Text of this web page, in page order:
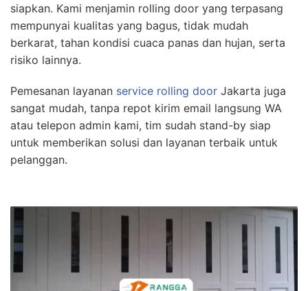
siapkan. Kami menjamin rolling door yang terpasang
mempunyai kualitas yang bagus, tidak mudah
berkarat, tahan kondisi cuaca panas dan hujan, serta
risiko lainnya.
Pemesanan layanan service rolling door Jakarta juga
sangat mudah, tanpa repot kirim email langsung WA
atau telepon admin kami, tim sudah stand-by siap
untuk memberikan solusi dan layanan terbaik untuk
pelanggan.